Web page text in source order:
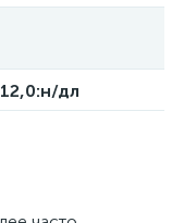
12,0:н/дл